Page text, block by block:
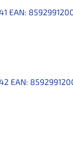
EAN:
EAN: